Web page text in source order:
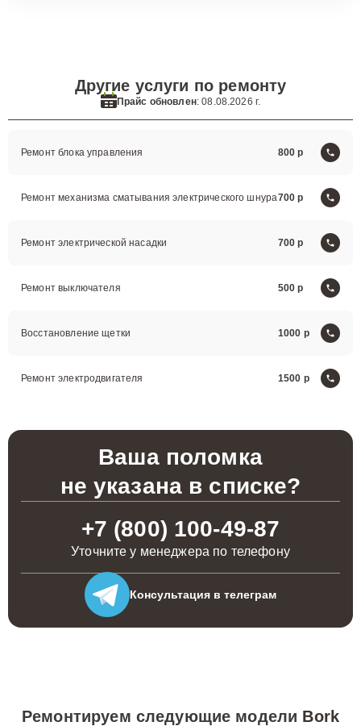
Другие услуги по ремонту
Прайс обновлен: 08.08.2026 г.
Ремонт блока управления 800
Ремонт механизма сматывания электрического шнура700
Ремонт электрической насадки 700
Ремонт выключателя 500
Восстановление щетки 1000
Ремонт электродвигателя 1500
Ваша поломка
не указана в списке?
+7 (800) 100-49-87
Уточните у менеджера по телефону
Консультация в телеграм
Ремонтируем следующие модели Bork